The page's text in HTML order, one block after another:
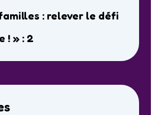
: relever le défi
! » : 2